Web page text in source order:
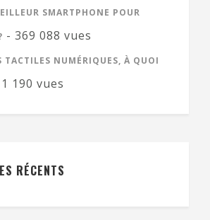
SMARTPHONE POUR
- 369 088 vues
TACTILES NUMÉRIQUES, À QUOI
190 vues
RÉCENTS